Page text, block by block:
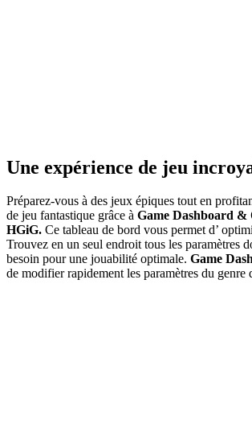
Une expérience de jeu
Préparez-vous à des jeux épiques tout en
de jeu fantastique grâce à Game Dashboard &
HGiG. Ce tableau de bord vous permet d’
Trouvez en un seul endroit tous les paramètres
besoin pour une jouabilité optimale. Game
de modifier rapidement les paramètres du genre